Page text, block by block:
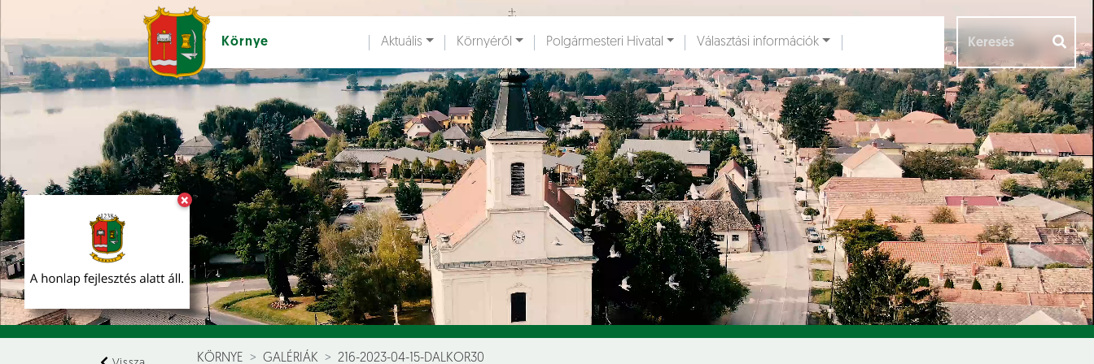
×
Környe
Ugrás a fő tartalomhoz
Aktuális Környéről Polgármesteri Hivatal Választási információk
KÖRNYE GALÉRIÁK 216-2023-04-15-DALKOR30
Hírek [ Események [] Dokumentumok [] Aloldalak []